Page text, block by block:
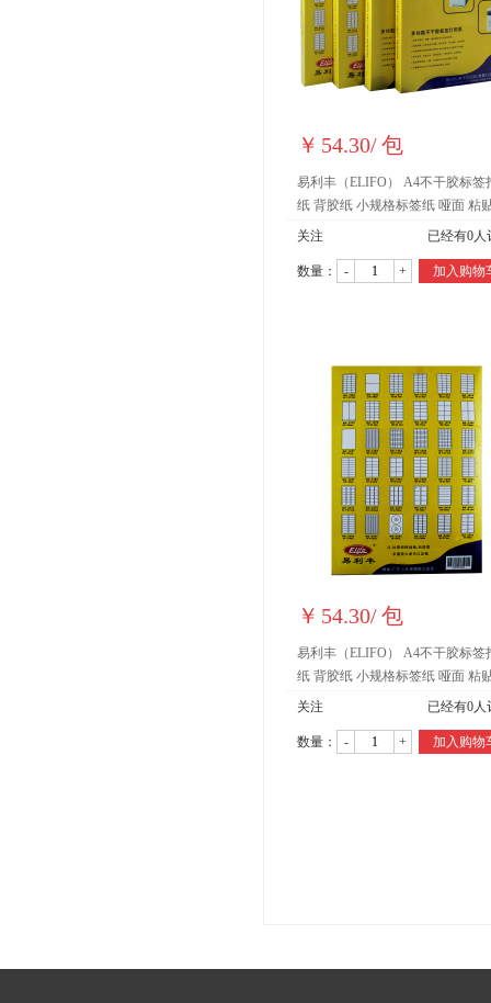
￥ 54.30/包
易利丰（ELIFO） A4不干胶标签
纸 背胶纸 小规格标签纸 哑面 粘
黏贴纸(1292)
关注 已经有0人
数量： - + 加入购物
￥ 54.30/包
易利丰（ELIFO） A4不干胶标签
纸 背胶纸 小规格标签纸 哑面 粘
黏贴纸(1286)
关注 已经有0人
数量： - + 加入购物